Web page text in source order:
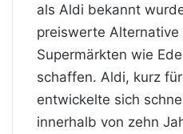
als Aldi bekannt
preiswerte
Supermärkten wie
schaffen. Aldi, kurz für
entwickelte sich
innerhalb von zehn